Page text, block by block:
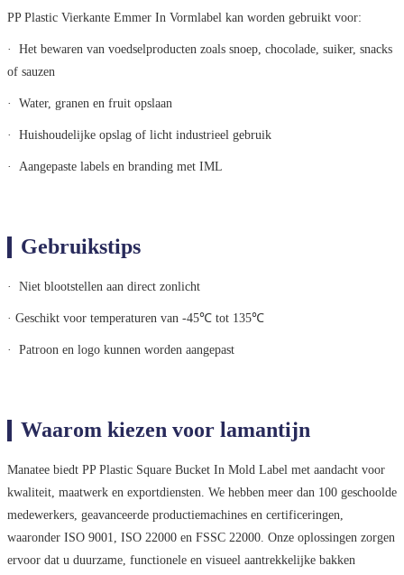
PP Plastic Vierkante Emmer In Vormlabel kan worden gebruikt voor:
· Het bewaren van voedselproducten zoals snoep, chocolade, suiker, snacks
of sauzen
· Water, granen en fruit opslaan
· Huishoudelijke opslag of licht industrieel gebruik
· Aangepaste labels en branding met IML
Gebruikstips
· Niet blootstellen aan direct zonlicht
· Geschikt voor temperaturen van -45℃ tot 135℃
· Patroon en logo kunnen worden aangepast
Waarom kiezen voor lamantijn
Manatee biedt PP Plastic Square Bucket In Mold Label met aandacht voor
kwaliteit, maatwerk en exportdiensten. We hebben meer dan 100 geschoolde
medewerkers, geavanceerde productiemachines en certificeringen,
waaronder ISO 9001, ISO 22000 en FSSC 22000. Onze oplossingen zorgen
ervoor dat u duurzame, functionele en visueel aantrekkelijke bakken